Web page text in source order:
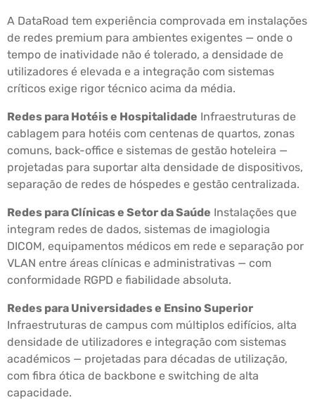
A DataRoad tem experiência comprovada em instalações
de redes premium para ambientes exigentes — onde o
tempo de inatividade não é tolerado, a densidade de
utilizadores é elevada e a integração com sistemas
críticos exige rigor técnico acima da média.
Redes para Hotéis e Hospitalidade Infraestruturas de
cablagem para hotéis com centenas de quartos, zonas
comuns, back-office e sistemas de gestão hoteleira —
projetadas para suportar alta densidade de dispositivos,
separação de redes de hóspedes e gestão centralizada.
Redes para Clínicas e Setor da Saúde Instalações que
integram redes de dados, sistemas de imagiologia
DICOM, equipamentos médicos em rede e separação por
VLAN entre áreas clínicas e administrativas — com
conformidade RGPD e fiabilidade absoluta.
Redes para Universidades e Ensino Superior
Infraestruturas de campus com múltiplos edifícios, alta
densidade de utilizadores e integração com sistemas
académicos — projetadas para décadas de utilização,
com fibra ótica de backbone e switching de alta
capacidade.